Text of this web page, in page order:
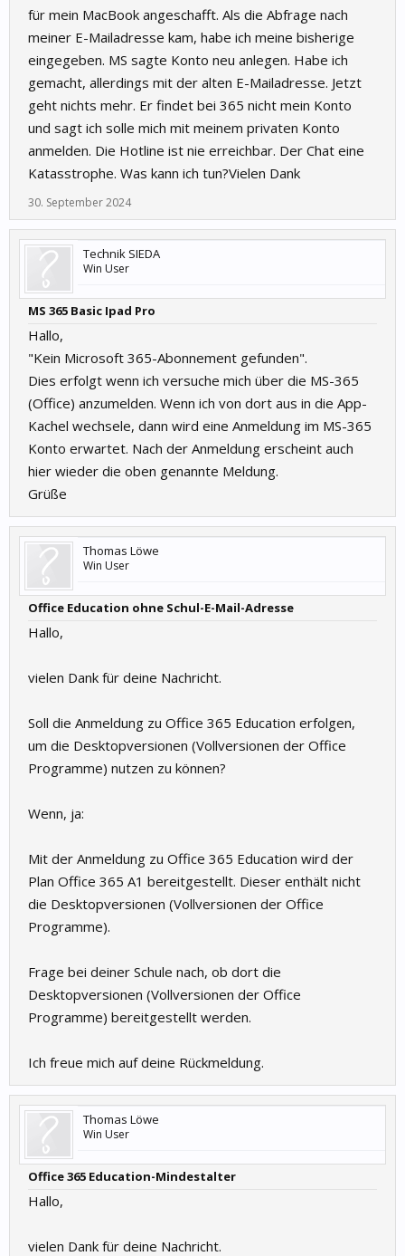
für mein MacBook angeschafft. Als die Abfrage nach
meiner E-Mailadresse kam, habe ich meine bisherige
eingegeben. MS sagte Konto neu anlegen. Habe ich
gemacht, allerdings mit der alten E-Mailadresse. Jetzt
geht nichts mehr. Er findet bei 365 nicht mein Konto
und sagt ich solle mich mit meinem privaten Konto
anmelden. Die Hotline ist nie erreichbar. Der Chat eine
Katasstrophe. Was kann ich tun?Vielen Dank
30. September 2024
Technik SIEDA
Win User
MS 365 Basic Ipad Pro
Hallo,
"Kein Microsoft 365-Abonnement gefunden".
Dies erfolgt wenn ich versuche mich über die MS-365
(Office) anzumelden. Wenn ich von dort aus in die App-
Kachel wechsele, dann wird eine Anmeldung im MS-365
Konto erwartet. Nach der Anmeldung erscheint auch
hier wieder die oben genannte Meldung.
Grüße
Thomas Löwe
Win User
Office Education ohne Schul-E-Mail-Adresse
Hallo,
vielen Dank für deine Nachricht.
Soll die Anmeldung zu Office 365 Education erfolgen,
um die Desktopversionen (Vollversionen der Office
Programme) nutzen zu können?
Wenn, ja:
Mit der Anmeldung zu Office 365 Education wird der
Plan Office 365 A1 bereitgestellt. Dieser enthält nicht
die Desktopversionen (Vollversionen der Office
Programme).
Frage bei deiner Schule nach, ob dort die
Desktopversionen (Vollversionen der Office
Programme) bereitgestellt werden.
Ich freue mich auf deine Rückmeldung.
Thomas Löwe
Win User
Office 365 Education-Mindestalter
Hallo,
vielen Dank für deine Nachricht.